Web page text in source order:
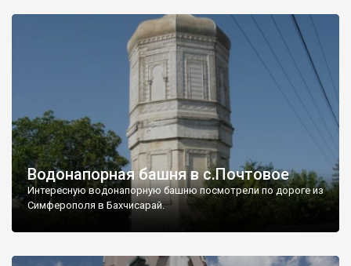
Водонапорная башня в с.Почтовое
Интересную водонапорную башню посмотрели по дороге из
Симферополя в Бахчисарай.